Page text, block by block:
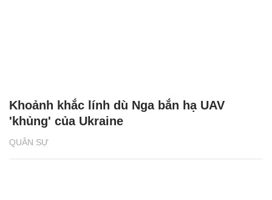
QUÂN SỰ
Khoảnh khắc lính dù Nga bắn hạ UAV
'khủng' của Ukraine